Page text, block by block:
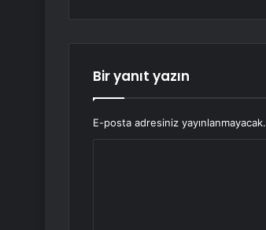
Bir yanıt yazın
E-posta adresiniz yayınlanmayacak.